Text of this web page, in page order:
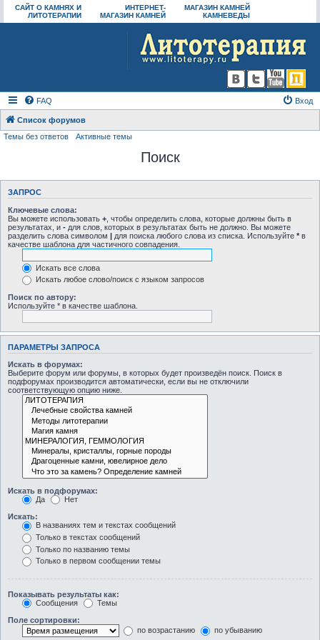
САЙТ О КАМНЯХ И
ЛИТОТЕРАПИИ
ИНТЕРНЕТ-
МАГАЗИН КАМНЕЙ
МАГАЗИН КАМНЕЙ
КАМНЕВЕДЫ
FAQ Вход
Список форумов
Темы без ответов
Активные темы
Поиск
ЗАПРОС
Ключевые слова:
Вы можете использовать + , чтобы определить слова, которые должны быть в
результатах, и - для слов, которых в результатах быть не должно. Вы можете
разделить слова символом | для поиска любого слова из списка. Используйте * в
качестве шаблона для частичного совпадения.
Искать все слова
Искать любое слово/поиск с языком запросов
Поиск по автору:
Используйте * в качестве шаблона.
ПАРАМЕТРЫ ЗАПРОСА
Искать в форумах:
Выберите форум или форумы, в которых будет произведён поиск. Поиск в
подфорумах производится автоматически, если вы не отключили
соответствующую опцию ниже.
Искать в подфорумах:
Да
Нет
Искать:
В названиях тем и текстах сообщений
Только в текстах сообщений
Только по названию темы
Только в первом сообщении темы
Показывать результаты как:
Сообщения
Темы
Поле сортировки:
по возрастанию
по убыванию